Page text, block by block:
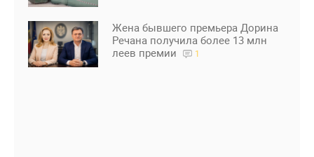
Жена бывшего премьера Дорина
Речана получила более 13 млн
леев премии
1